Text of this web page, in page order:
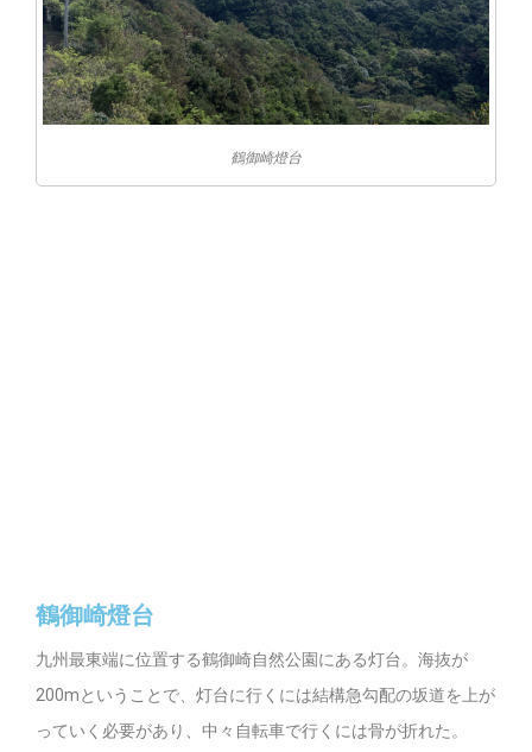
鶴御崎燈台
鶴御崎燈台
九州最東端に位置する鶴御崎自然公園にある灯台。海抜が
200mということで、灯台に行くには結構急勾配の坂道を上が
っていく必要があり、中々自転車で行くには骨が折れた。